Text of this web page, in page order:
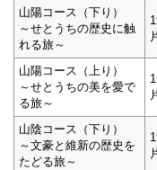
山陽コース（下り）
～せとうちの歴史に触
れる旅～
山陽コース（上り）
～せとうちの美を愛で
る旅～
山陰コース（下り）
～文豪と維新の歴史を
たどる旅～